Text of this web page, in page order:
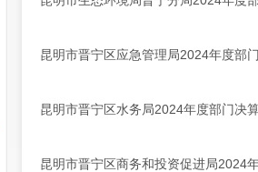
昆明市晋宁区应急管理局2024年度部
昆明市晋宁区水务局2024年度部门决
昆明市晋宁区商务和投资促进局2024